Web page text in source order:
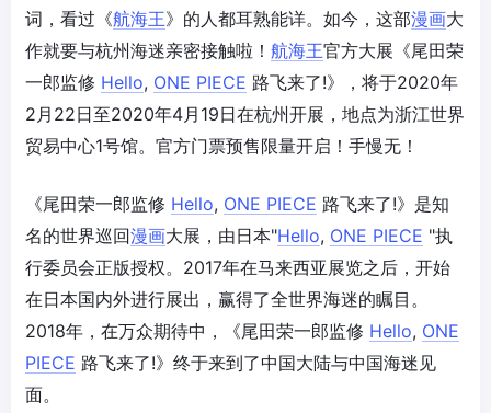
词，看过《航海王》的人都耳熟能详。如今，这部漫画大
作就要与杭州海迷亲密接触啦！ 航海王官方大展《尾田荣
一郎监修 Hello, ONE PIECE 路飞来了!》，将于2020年
2月22日至2020年4月19日在杭州开展，地点为浙江世界
贸易中心1号馆。官方门票预售限量开启！手慢无！
《尾田荣一郎监修 Hello, ONE PIECE 路飞来了!》是知
名的世界巡回漫画大展，由日本"Hello, ONE PIECE "执
行委员会正版授权。2017年在马来西亚展览之后，开始
在日本国内外进行展出，赢得了全世界海迷的瞩目。
2018年，在万众期待中，《尾田荣一郎监修 Hello, ONE
PIECE 路飞来了!》终于来到了中国大陆与中国海迷见
面。